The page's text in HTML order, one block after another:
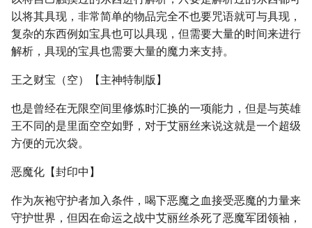
以将其具现，非常简单的物品完全不也要咒语就可与具现，
复杂的东西例如宝具也可以具现，但需要大量的时间来进行
解析，具现的宝具也需要大量的魔力来支持。
王之财宝（空）【主神特制版】
也是曾经在无限空间里修炼时汇换的一项能力，但是与英雄
王不同的是里面空空如野，对于艾丽丝来说这就是一个超级
方便的元次袋。
恶魔化【封印中】
作为灰袍守护者加入条件，喝下恶魔之血接受恶魔的力量来
守护世界，但因在命运之战中艾丽丝杀死了恶魔军团领袖，